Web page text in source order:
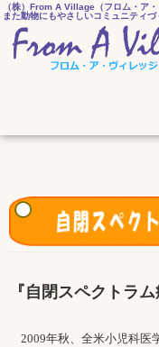
（株）From A Village（フロム・ア
また動物にもやさしいコミュニティづ
『自閉スペクトラ
2009年秋、全米小児科医